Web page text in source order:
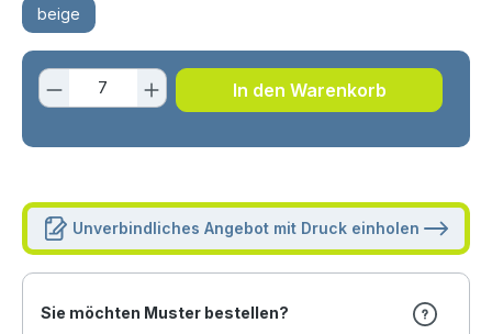
beige
Produkt Anzahl: Gib den
In den Warenkorb
Unverbindliches Angebot mit Druck einholen
Sie möchten Muster bestellen?